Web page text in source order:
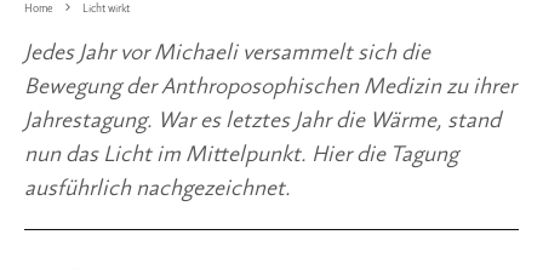
Home Licht wirkt
Jedes Jahr vor Michaeli versammelt sich die
Bewegung der Anthroposophischen Medizin zu ihrer
Jahrestagung. War es letztes Jahr die Wärme, stand
nun das Licht im Mittelpunkt. Hier die Tagung
ausführlich nachgezeichnet.